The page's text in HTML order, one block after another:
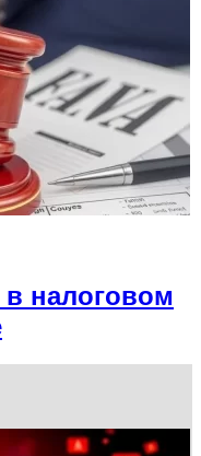
налоговом